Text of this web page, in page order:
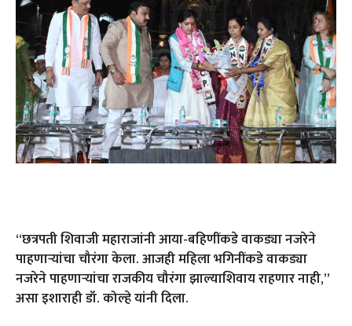
“छत्रपती शिवाजी महाराजांनी आया-बहिणींकडे वाकड्या नजरेने
पाहणाऱ्यांचा चौरंगा केला. आजही महिला भगिनींकडे वाकड्या
नजरेने पाहणाऱ्यांचा राजकीय चौरंगा झाल्याशिवाय राहणार नाही,”
असा इशाराही डॉ. कोल्हे यांनी दिला.